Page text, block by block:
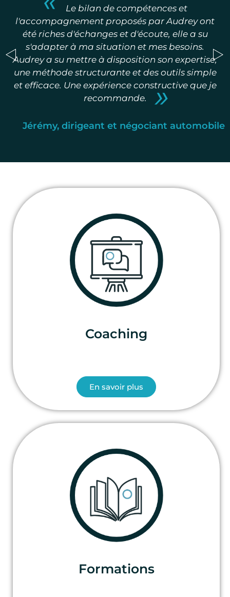
Le bilan de compétences et
l'accompagnement proposés par Audrey ont
été riches d'échanges et d'écoute, elle a su
s'adapter à ma situation et mes besoins.
Audrey a su mettre à disposition son expertise,
une méthode structurante et des outils simple
et efficace. Une expérience constructive que je
recommande.
»
Jérémy, dirigeant et négociant automobile
Coaching
En savoir plus
Formations